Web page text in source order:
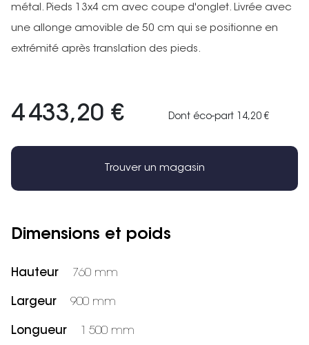
métal. Pieds 13x4 cm avec coupe d'onglet. Livrée avec
une allonge amovible de 50 cm qui se positionne en
extrémité après translation des pieds.
4 433,20 € Dont éco-part 14,20 €
Trouver un magasin
Dimensions et poids
Hauteur 760 mm
Largeur 900 mm
Longueur 1 500 mm